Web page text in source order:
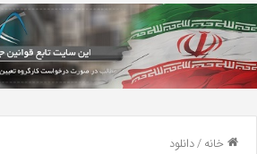
خانه/دانلود